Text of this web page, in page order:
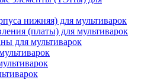
нижняя) для мультиварок
(платы) для мультиварок
для мультиварок